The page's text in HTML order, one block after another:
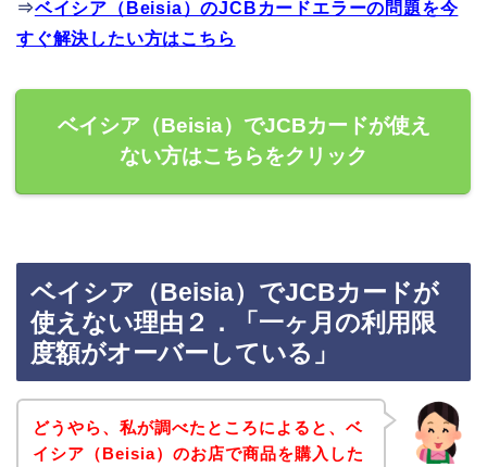
⇒ベイシア（Beisia）のJCBカードエラーの問題を今
すぐ解決したい方はこちら
ベイシア（Beisia）でJCBカードが使え
ない方はこちらをクリック
ベイシア（Beisia）でJCBカードが
使えない理由２．「一ヶ月の利用限
度額がオーバーしている」
どうやら、私が調べたところによると、ベ
イシア（Beisia）のお店で商品を購入した